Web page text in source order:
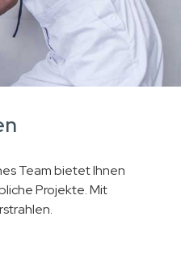
Team bietet Ihnen
Projekte. Mit